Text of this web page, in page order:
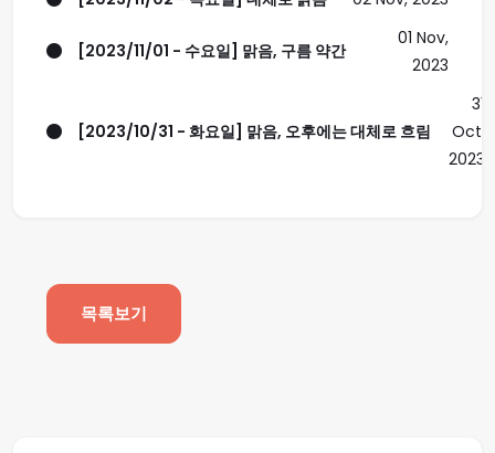
[2023/11/01 - 수요일] 맑음, 구름 약간
01 Nov,
2023
[2023/10/31 - 화요일] 맑음, 오후에는 대체로 흐림
31
Oct,
2023
목록보기